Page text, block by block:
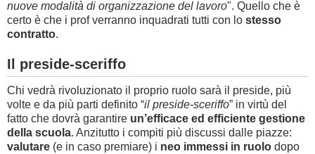
nuove modalità di organizzazione del lavoro". Quello che è
certo è che i prof verranno inquadrati tutti con lo stesso
contratto.
Il preside-sceriffo
Chi vedrà rivoluzionato il proprio ruolo sarà il preside, più
volte e da più parti definito “il preside-sceriffo” in virtù del
fatto che dovrà garantire un’efficace ed efficiente gestione
della scuola. Anzitutto i compiti più discussi dalle piazze:
valutare (e in caso premiare) i neo immessi in ruolo dopo